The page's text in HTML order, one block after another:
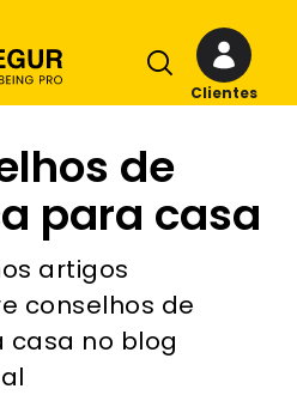
Clientes
de
para casa
artigos
conselhos de
no blog